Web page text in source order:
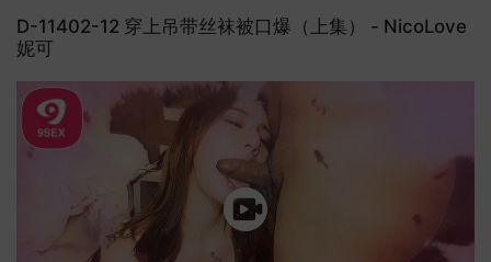
D-11402-12 穿上吊带丝袜被口爆（上集） - NicoLove
妮可